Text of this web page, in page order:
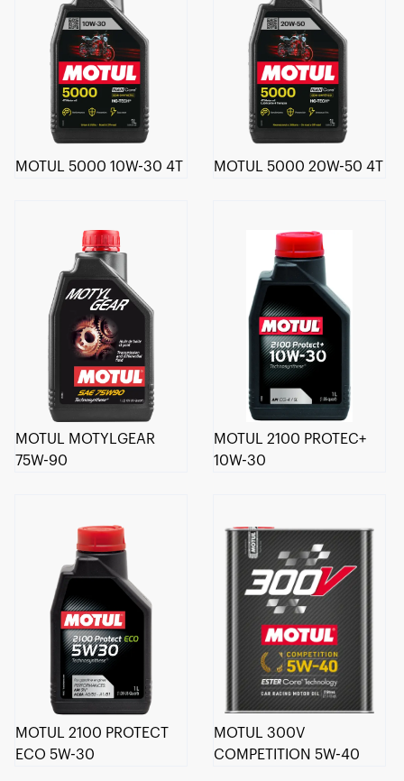
MOTUL 5000 10W-30 4T MOTUL 5000 20W-50 4T
MOTUL MOTYLGEAR
75W-90
MOTUL 2100 PROTEC+
10W-30
MOTUL 2100 PROTECT
ECO 5W-30
MOTUL 300V
COMPETITION 5W-40